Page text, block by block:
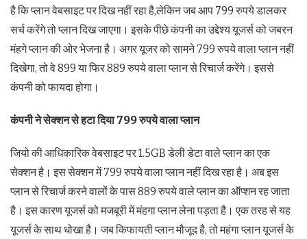
है कि प्लान वेबसाइट पर दिख नहीं रहा है,लेकिन जब आप 799 रुपये डालकर
सर्च करेंगे तो प्लान दिख जाएगा। इसके पीछे कंपनी का उद्देश्य यूजर्स को जबरन
मंहगे प्लान की ओर भेजना है। अगर यूजर को सामने 799 रुपये वाला प्लान नहीं
दिखेगा, तो वे 899 या फिर 889 रुपये वाला प्लान से रिचार्ज करेंगे। इससे
कंपनी को फायदा होगा।
कंपनी ने सेक्शन से हटा दिया 799 रुपये वाला प्लान
जियो की आधिकारिक वेबसाइट पर 1.5GB डेली डेटा वाले प्लान का एक
सेक्शन है। इस सेक्शन में 799 रुपये वाला प्लान नहीं दिख रहा है। अब इस
प्लान से रिचार्ज करने वालों के पास 889 रुपये वाले प्लान का ऑप्शन रह जाता
है। इस कारण यूजर्स को मजबूरी में मंहगा प्लान लेना पड़ता है। एक तरह से यह
यूजर्स के साथ धोखा है। जब किफायती प्लान मौजूद है, तो महंगा प्लान यूजर्स के